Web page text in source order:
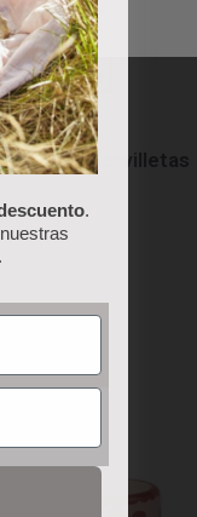
Berry”: Servilletas
.